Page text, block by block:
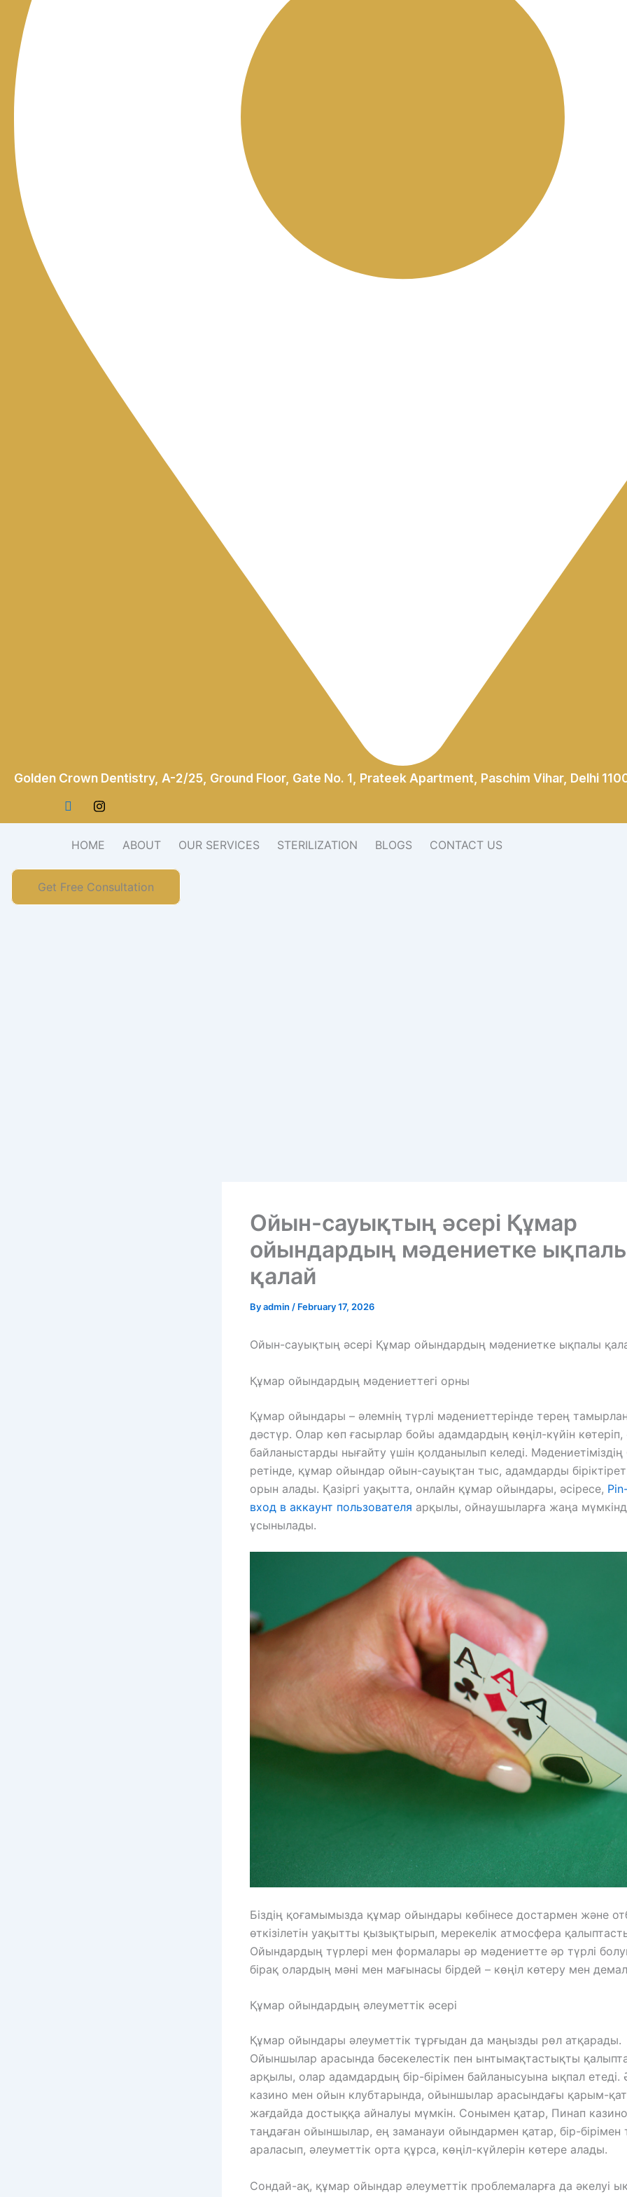
Golden Crown Dentistry, A-2/25, Ground Floor, Gate No. 1, Prateek Apartment, Paschim Vihar, Delhi
HOME ABOUT OUR SERVICES STERILIZATION BLOGS CONTACT US
Get Free Consultation
Ойын-сауықтың әсері Құмар
ойындардың мәдениетке
қалай
Byadmin / February 17, 2026
Ойын-сауықтың әсері Құмар ойындардың мәдениетке ықпалы
Құмар ойындардың мәдениеттегі орны
Құмар ойындары – әлемнің түрлі мәдениеттерінде терең
дәстүр. Олар көп ғасырлар бойы адамдардың көңіл-күйін көтеріп,
байланыстарды нығайту үшін қолданылып келеді. Мәдениетіміздің
ретінде, құмар ойындар ойын-сауықтан тыс, адамдарды
орын алады. Қазіргі уақытта, онлайн құмар ойындары, әсіресе,
вход в аккаунт пользователя арқылы, ойнаушыларға жаңа
ұсынылады.
Біздің қоғамымызда құмар ойындары көбінесе достармен және
өткізілетін уақытты қызықтырып, мерекелік атмосфера
Ойындардың түрлері мен формалары әр мәдениетте әр түрлі
бірақ олардың мәні мен мағынасы бірдей – көңіл көтеру мен
Құмар ойындардың әлеуметтік әсері
Құмар ойындары әлеуметтік тұрғыдан да маңызды рөл атқарады.
Ойыншылар арасында бәсекелестік пен ынтымақтастықты
арқылы, олар адамдардың бір-бірімен байланысуына ықпал етеді.
казино мен ойын клубтарында, ойыншылар арасындағы қарым-
жағдайда достыққа айналуы мүмкін. Сонымен қатар, Пинап
таңдаған ойыншылар, ең заманауи ойындармен қатар, бір-бірімен
араласып, әлеуметтік орта құрса, көңіл-күйлерін көтере алады.
Сондай-ақ, құмар ойындар әлеуметтік проблемаларға да әкелуі